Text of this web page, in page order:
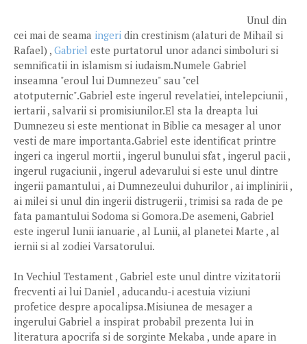
Unul din
cei mai de seama ingeri din crestinism (alaturi de Mihail si
Rafael) , Gabriel este purtatorul unor adanci simboluri si
semnificatii in islamism si iudaism.Numele Gabriel
inseamna "eroul lui Dumnezeu" sau "cel
atotputernic".Gabriel este ingerul revelatiei, intelepciunii ,
iertarii , salvarii si promisiunilor.El sta la dreapta lui
Dumnezeu si este mentionat in Biblie ca mesager al unor
vesti de mare importanta.Gabriel este identificat printre
ingeri ca ingerul mortii , ingerul bunului sfat , ingerul pacii ,
ingerul rugaciunii , ingerul adevarului si este unul dintre
ingerii pamantului , ai Dumnezeului duhurilor , ai implinirii ,
ai milei si unul din ingerii distrugerii , trimisi sa rada de pe
fata pamantului Sodoma si Gomora.De asemeni, Gabriel
este ingerul lunii ianuarie , al Lunii, al planetei Marte , al
iernii si al zodiei Varsatorului.
In Vechiul Testament , Gabriel este unul dintre vizitatorii
frecventi ai lui Daniel , aducandu-i acestuia viziuni
profetice despre apocalipsa.Misiunea de mesager a
ingerului Gabriel a inspirat probabil prezenta lui in
literatura apocrifa si de sorginte Mekaba , unde apare in